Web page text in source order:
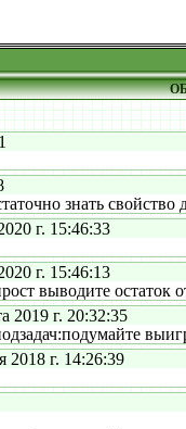
знать свойство
г. 15:46:33
г. 15:46:13
выводите остаток
2019 г. 20:32:35
2018 г. 14:26:39